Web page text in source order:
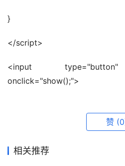
}
</script>
<input
onclick="show();">
赞
相关推荐